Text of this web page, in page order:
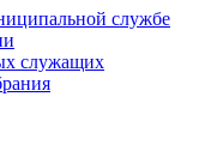
службе
служащих